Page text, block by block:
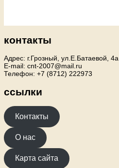
контакты
Адрес: г.Грозный, ул.Е.Батаевой, 4а
E-mail: cnt-2007@mail.ru
Телефон: +7 (8712) 222973
ссылки
Контакты
О нас
Карта сайта